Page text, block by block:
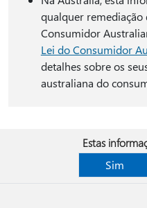
qualquer remediação
Consumidor
Lei do Consumidor
detalhes sobre os
australiana do
Estas
Sim